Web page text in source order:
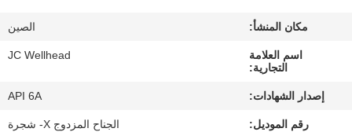
مراقبة
اتصل
مكان المنشأ: الصين
اسم العلامة
التجارية:
JC Wellhead
إصدار الشهادات: API 6A
رقم الموديل: الجناح المزدوج X- شجرة